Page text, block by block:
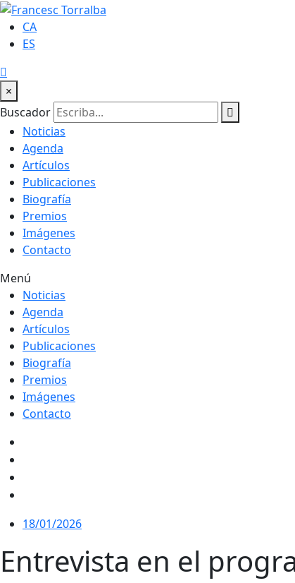
CA
ES
×
Buscador
Noticias
Agenda
Artículos
Publicaciones
Biografía
Premios
Imágenes
Contacto
Menú
Noticias
Agenda
Artículos
Publicaciones
Biografía
Premios
Imágenes
Contacto
18/01/2026
Entrevista en el